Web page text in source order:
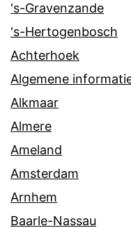
's-Gravenzande
's-Hertogenbosch
Achterhoek
Algemene
Alkmaar
Almere
Ameland
Amsterdam
Arnhem
Baarle-Nassau